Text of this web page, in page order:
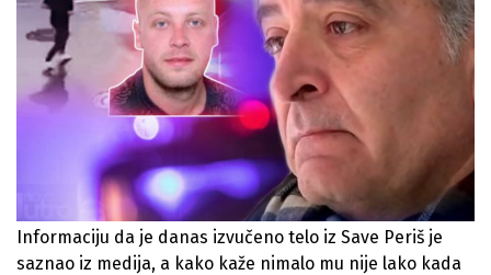
Informaciju da je danas izvučeno telo iz Save Periš je
saznao iz medija, a kako kaže nimalo mu nije lako kada